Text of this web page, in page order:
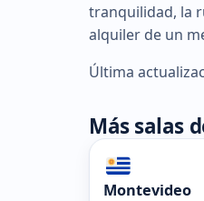
tranquilidad, la
alquiler de un
Última
Más salas
Montevideo